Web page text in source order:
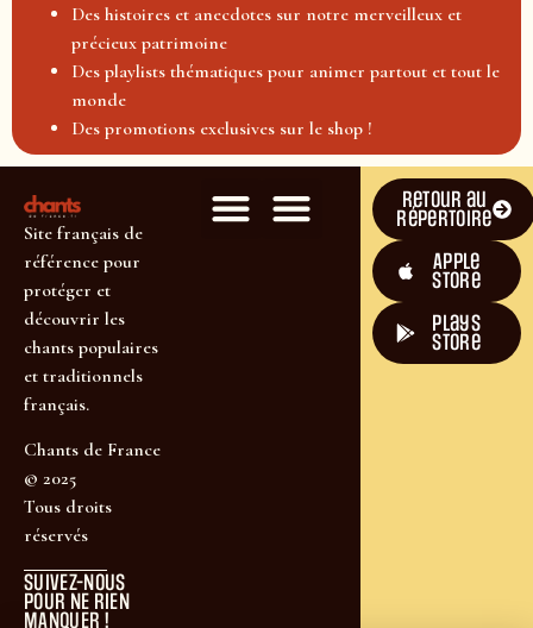
Des histoires et anecdotes sur notre merveilleux et
précieux patrimoine
Des playlists thématiques pour animer partout et tout le
monde
Des promotions exclusives sur le shop !
Site français de
référence pour
protéger et
découvrir les
chants populaires
et traditionnels
français.
Chants de France
© 2025
Tous droits
réservés
SUIVEZ-NOUS
POUR NE RIEN
MANQUER !
Retour au
répertoire
Apple
Store
plays
store